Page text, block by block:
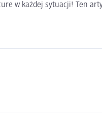
w każdej sytuacji! Ten